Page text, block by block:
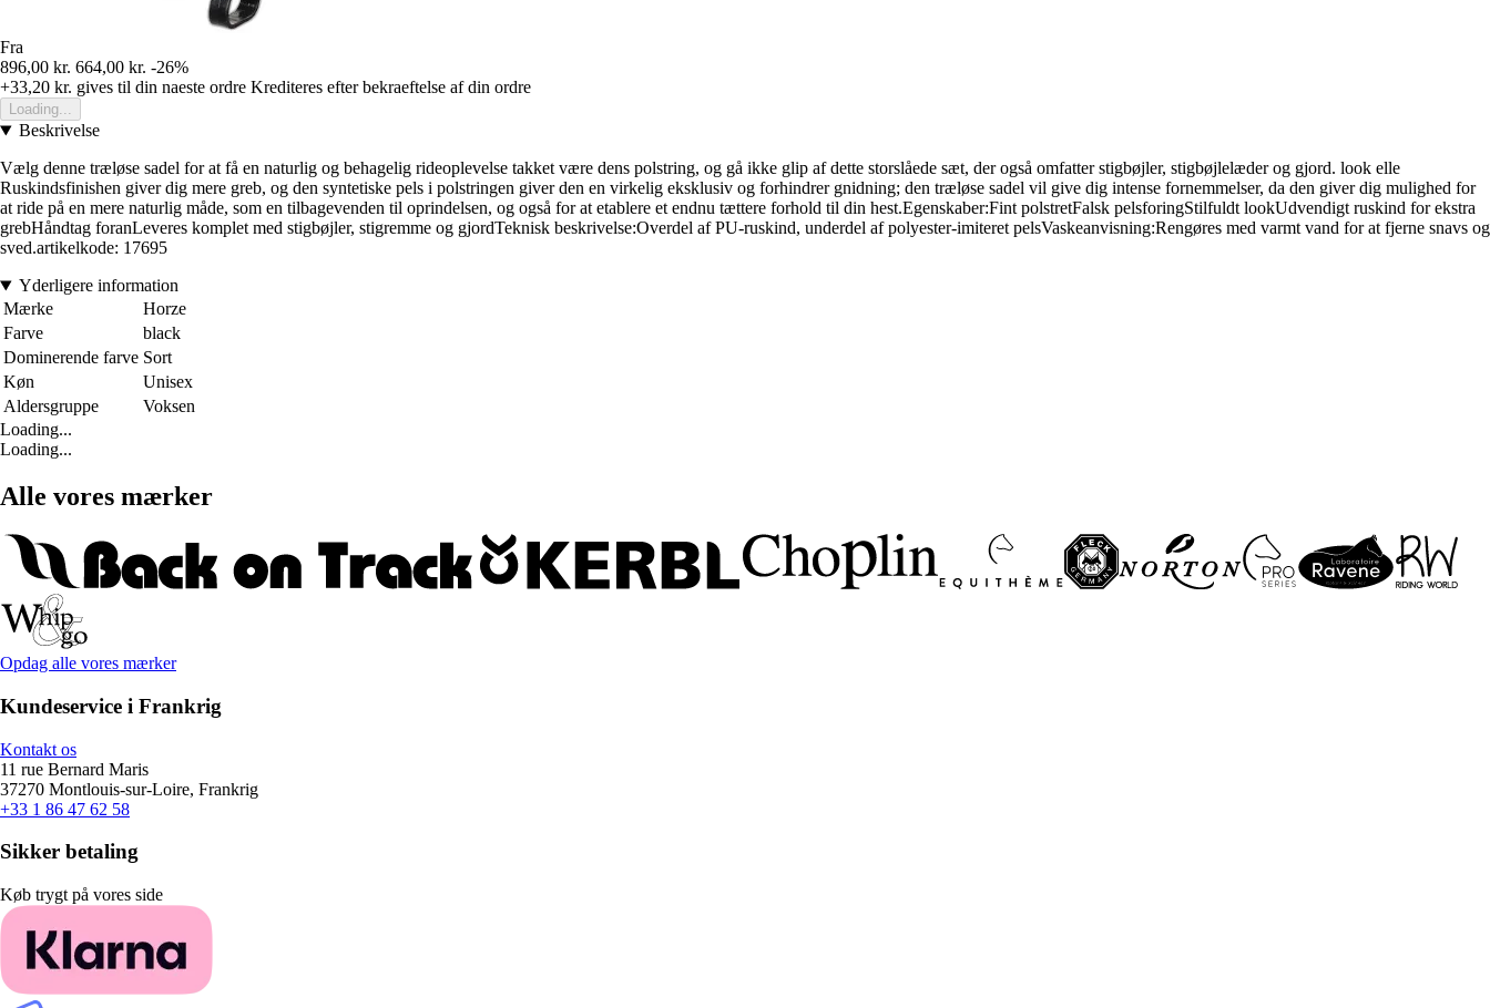
Fra
896,00 kr. 664,00 kr. -26%
+33,20 kr. gives til din naeste ordre Krediteres efter bekraeftelse af din ordre
Loading...
Beskrivelse
Vælg denne træløse sadel for at få en naturlig og behagelig rideoplevelse takket være dens polstring, og gå ikke glip af dette storslåede sæt, der også omfatter stigbøjler, stigbøjlelæder og gjord. look elle
Ruskindsfinishen giver dig mere greb, og den syntetiske pels i polstringen giver den en virkelig eksklusiv og forhindrer gnidning; den træløse sadel vil give dig intense fornemmelser, da den giver dig mulighed for
at ride på en mere naturlig måde, som en tilbagevenden til oprindelsen, og også for at etablere et endnu tættere forhold til din hest.Egenskaber:Fint polstretFalsk pelsforingStilfuldt lookUdvendigt ruskind for ekstra
grebHåndtag foranLeveres komplet med stigbøjler, stigremme og gjordTeknisk beskrivelse:Overdel af PU-ruskind, underdel af polyester-imiteret pelsVaskeanvisning:Rengøres med varmt vand for at fjerne snavs og
sved.artikelkode: 17695
Yderligere information
Mærke
Horze
Farve
black
Dominerende farve Sort
Køn
Unisex
Aldersgruppe
Voksen
Loading...
Loading...
Alle vores mærker
Opdag alle vores mærker
Kundeservice i Frankrig
Kontakt os
11 rue Bernard Maris
37270 Montlouis-sur-Loire, Frankrig
+33 1 86 47 62 58
Sikker betaling
Køb trygt på vores side